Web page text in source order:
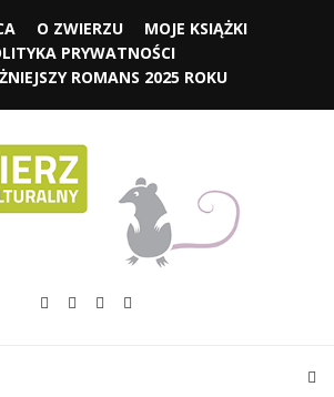
O ZWIERZU
MOJE KSIĄŻKI
PRYWATNOŚCI
ROMANS 2025 ROKU